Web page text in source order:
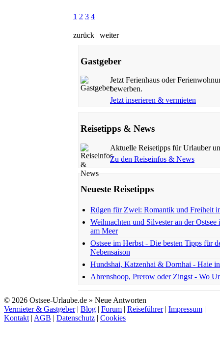
1 2 3 4
zurück | weiter
Gastgeber
Jetzt Ferienhaus oder
bewerben.
Jetzt inserieren & vermieten
Reisetipps & News
Aktuelle Reisetipps für Urlauber
Zu den Reiseinfos & News
Neueste Reisetipps
Rügen für Zwei: Romantik und Freiheit
Weihnachten und Silvester an der
am Meer
Ostsee im Herbst - Die besten Tipps für
Nebensaison
Hundshai, Katzenhai & Dornhai - Haie in
Ahrenshoop, Prerow oder Zingst - Wo
© 2026 Ostsee-Urlaube.de » Neue Antworten
Vermieter & Gastgeber| Blog | Forum | Reiseführer| Impressum |
Kontakt | AGB | Datenschutz | Cookies